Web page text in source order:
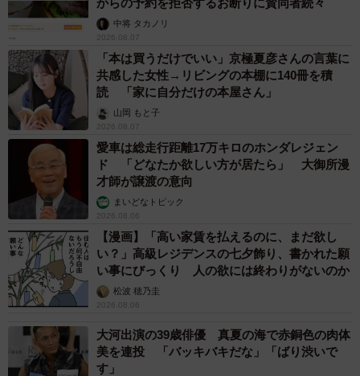
中将 タカノリ
2026.08.07
「本は買うだけでいい」京極夏彦さんの言葉に
共感した女性→リビングの本棚に140冊を積
読 「家に自分だけの本屋さん」
山岡 もと子
2026.08.07
愛車は総走行距離17万キロのホンダレジェン
ド 「どなたか欲しい方が居たら」 大御所漫
才師が譲渡の意向
まいどなトピック
2026.08.06
【漫画】「高い家賃を払えるのに、まだ欲し
い？」高級レジデンスの七夕飾り、書かれた願
い事にびっくり 人の欲には終わりがないのか
松波 穂乃圭
2026.08.06
大河出演の39歳俳優 真夏の海で赤銅色の肉体
美を連投 「バッキバキだな」「ばり渋いで
す」